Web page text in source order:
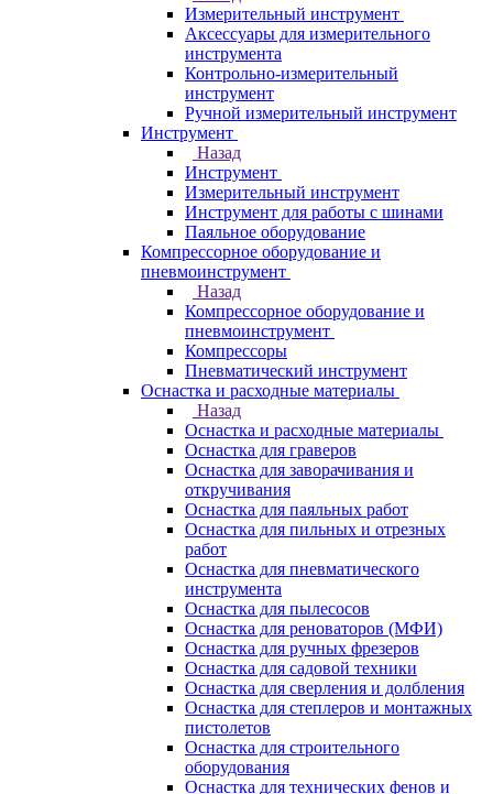
Измерительный инструмент
Аксессуары для измерительного
инструмента
Контрольно-измерительный
инструмент
Ручной измерительный инструмент
Инструмент
Назад
Инструмент
Измерительный инструмент
Инструмент для работы с шинами
Паяльное оборудование
Компрессорное оборудование и
пневмоинструмент
Назад
Компрессорное оборудование и
пневмоинструмент
Компрессоры
Пневматический инструмент
Оснастка и расходные материалы
Назад
Оснастка и расходные материалы
Оснастка для граверов
Оснастка для заворачивания и
откручивания
Оснастка для паяльных работ
Оснастка для пильных и отрезных
работ
Оснастка для пневматического
инструмента
Оснастка для пылесосов
Оснастка для реноваторов (МФИ)
Оснастка для ручных фрезеров
Оснастка для садовой техники
Оснастка для сверления и долбления
Оснастка для степлеров и монтажных
пистолетов
Оснастка для строительного
оборудования
Оснастка для технических фенов и